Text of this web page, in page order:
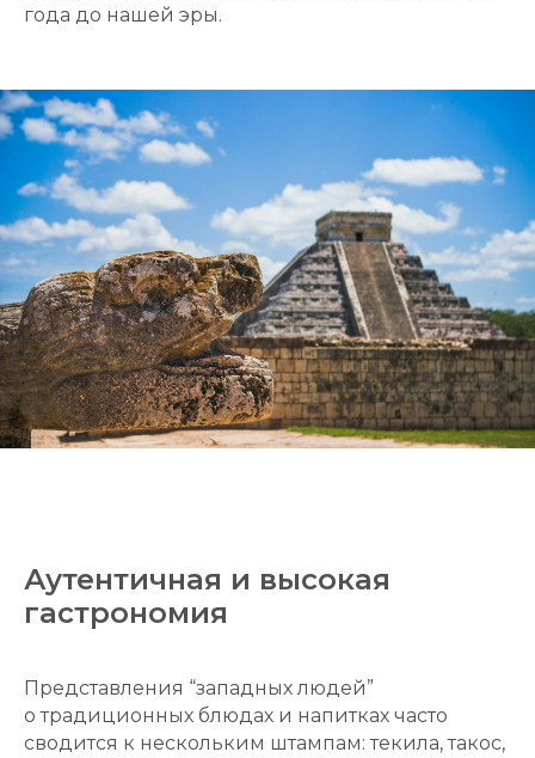
года до нашей эры.
Аутентичная и высокая
гастрономия
Представления “западных людей”
о традиционных блюдах и напитках часто
сводится к нескольким штампам: текила, такос,